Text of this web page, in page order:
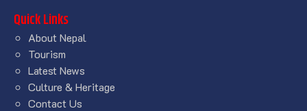
Quick Links
About Nepal
Tourism
Latest News
Culture & Heritage
Contact Us